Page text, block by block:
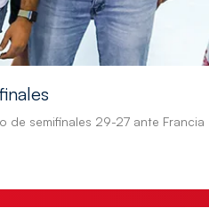
de semifinales 29-27 ante Francia